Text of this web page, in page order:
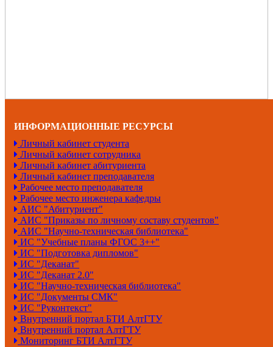
ИНФОРМАЦИОННЫЕ РЕСУРСЫ
Личный кабинет студента
Личный кабинет сотрудника
Личный кабинет абитуриента
Личный кабинет преподавателя
Рабочее место преподавателя
Рабочее место инженера кафедры
АИС "Абитуриент"
АИС "Приказы по личному составу студентов"
АИС "Научно-техническая библиотека"
ИС "Учебные планы ФГОС 3++"
ИС "Подготовка дипломов"
ИС "Деканат"
ИС "Деканат 2.0"
ИС "Научно-техническая библиотека"
ИС "Документы СМК"
ИС "Руконтекст"
Внутренний портал БТИ АлтГТУ
Внутренний портал АлтГТУ
Мониторинг БТИ АлтГТУ